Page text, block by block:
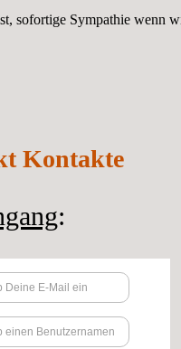
sofortige Sympathie wenn
Kontakte
: